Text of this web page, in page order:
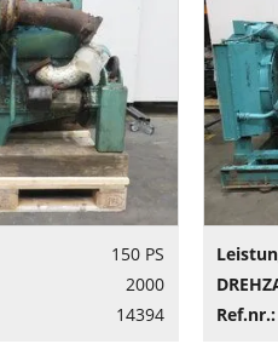
150 PS
2000
14394
Ref.nr.: